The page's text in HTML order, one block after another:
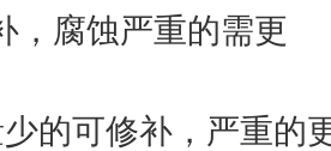
，腐蚀严重的需更
的可修补，严重的